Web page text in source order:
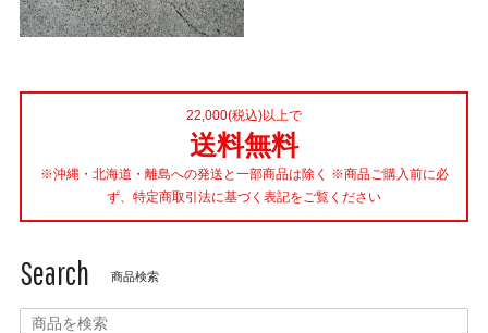
22,000(税込)以上で
送料無料
※沖縄・北海道・離島への発送と一部商品は除く ※商品ご購入前に必
ず、特定商取引法に基づく表記をご覧ください
Search 商品検索